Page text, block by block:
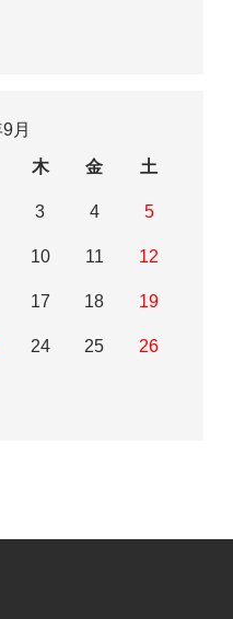
月
木 金 土
3 4 5
10 11 12
17 18 19
24 25 26